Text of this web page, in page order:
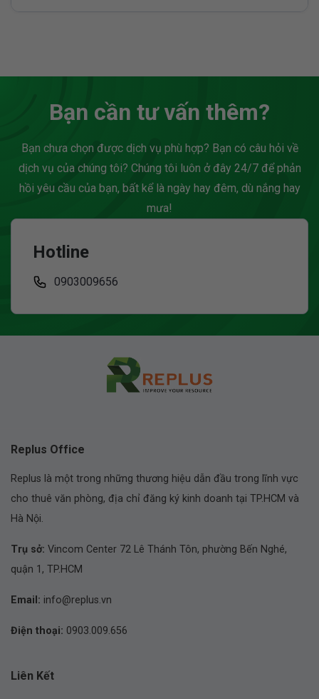
Bạn cần tư vấn thêm?
Bạn chưa chọn được dịch vụ phù hợp? Bạn có câu hỏi về
dịch vụ của chúng tôi? Chúng tôi luôn ở đây 24/7 để phản
hồi yêu cầu của bạn, bất kể là ngày hay đêm, dù nắng hay
mưa!
Hotline
0903009656
Replus Office
Replus là một trong những thương hiệu dẫn đầu trong lĩnh vực
cho thuê văn phòng, địa chỉ đăng ký kinh doanh tại TP.HCM và
Hà Nội.
Trụ sở: Vincom Center 72 Lê Thánh Tôn, phường Bến Nghé,
quận 1, TP.HCM
Email: info@replus.vn
Điện thoại: 0903.009.656
Liên Kết